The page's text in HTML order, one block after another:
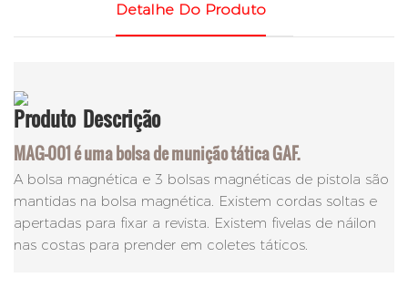
Detalhe Do Produto
Produto Descrição
MAG-001 é uma bolsa de munição tática GAF.
A bolsa magnética e 3 bolsas magnéticas de pistola são
mantidas na bolsa magnética. Existem cordas soltas e
apertadas para fixar a revista. Existem fivelas de náilon
nas costas para prender em coletes táticos.